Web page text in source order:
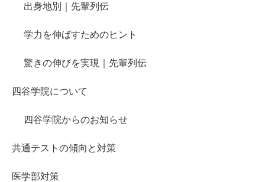
出身地別｜先輩列伝
学力を伸ばすためのヒント
驚きの伸びを実現｜先輩列伝
四谷学院について
四谷学院からのお知らせ
共通テストの傾向と対策
医学部対策